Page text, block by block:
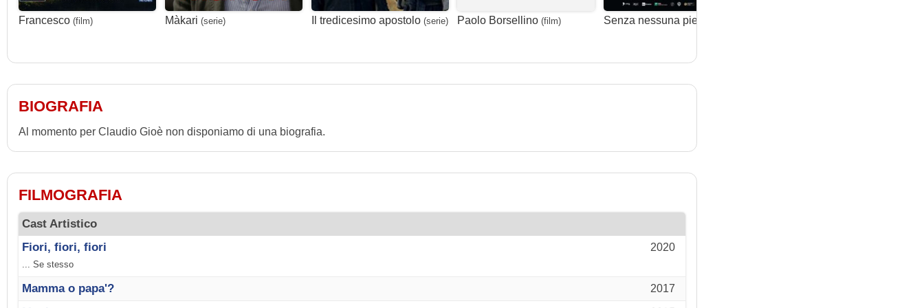
Francesco (film) Màkari (serie) Il tredicesimo apostolo (serie) Paolo Borsellino (film) Senza nessuna pietà
BIOGRAFIA
Al momento per Claudio Gioè non disponiamo di una biografia.
FILMOGRAFIA
Cast Artistico
2020
Fiori, fiori, fiori
... Se stesso
2017
Mamma o papa'?